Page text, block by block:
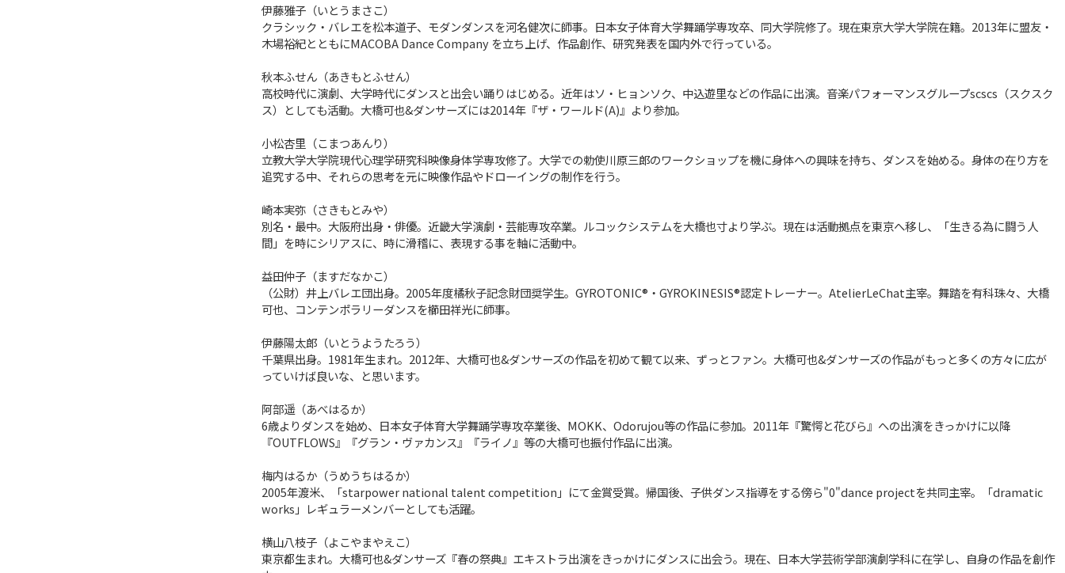
伊藤雅子（いとうまさこ）
クラシック・バレエを松本道子、モダンダンスを河名健次に師事。日本女子体育大学舞踊学専攻卒、同大学院修了。現在東京大学大学院在籍。2013年に盟友・
木場裕紀とともにMACOBA Dance Company を立ち上げ、作品創作、研究発表を国内外で行っている。
秋本ふせん（あきもとふせん）
高校時代に演劇、大学時代にダンスと出会い踊りはじめる。近年はソ・ヒョンソク、中込遊里などの作品に出演。音楽パフォーマンスグループscscs（スクスク
ス）としても活動。大橋可也&ダンサーズには2014年『ザ・ワールド(A)』より参加。
小松杏里（こまつあんり）
立教大学大学院現代心理学研究科映像身体学専攻修了。大学での勅使川原三郎のワークショップを機に身体への興味を持ち、ダンスを始める。身体の在り方を
追究する中、それらの思考を元に映像作品やドローイングの制作を行う。
崎本実弥（さきもとみや）
別名・最中。大阪府出身・俳優。近畿大学演劇・芸能専攻卒業。ルコックシステムを大橋也寸より学ぶ。現在は活動拠点を東京へ移し、「生きる為に闘う人
間」を時にシリアスに、時に滑稽に、表現する事を軸に活動中。
益田仲子（ますだなかこ）
（公財）井上バレエ団出身。2005年度橘秋子記念財団奨学生。GYROTONIC®・GYROKINESIS®認定トレーナー。AtelierLeChat主宰。舞踏を有科珠々、大橋
可也、コンテンポラリーダンスを櫛田祥光に師事。
伊藤陽太郎（いとうようたろう）
千葉県出身。1981年生まれ。2012年、大橋可也&ダンサーズの作品を初めて観て以来、ずっとファン。大橋可也&ダンサーズの作品がもっと多くの方々に広が
っていけば良いな、と思います。
阿部遥（あべはるか）
6歳よりダンスを始め、日本女子体育大学舞踊学専攻卒業後、MOKK、Odorujou等の作品に参加。2011年『驚愕と花びら』への出演をきっかけに以降
『OUTFLOWS』『グラン・ヴァカンス』『ライノ』等の大橋可也振付作品に出演。
梅内はるか（うめうちはるか）
2005年渡米、「starpower national talent competition」にて金賞受賞。帰国後、子供ダンス指導をする傍ら"0"dance projectを共同主宰。「dramatic
works」レギュラーメンバーとしても活躍。
横山八枝子（よこやまやえこ）
東京都生まれ。大橋可也&ダンサーズ『春の祭典』エキストラ出演をきっかけにダンスに出会う。現在、日本大学芸術学部演劇学科に在学し、自身の作品を創作